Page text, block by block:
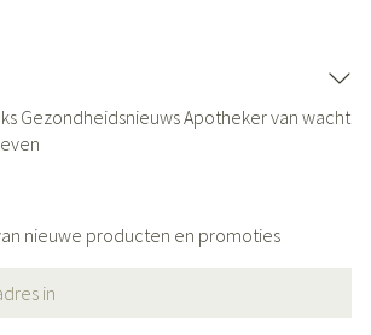
GezondheidsnieuwsApotheker van wacht
nieuwe producten en promoties